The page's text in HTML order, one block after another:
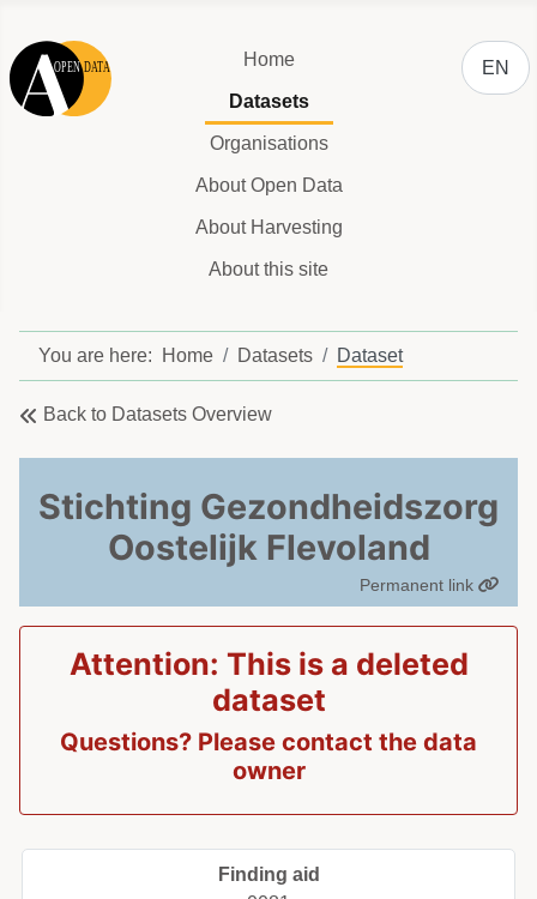
Home
Datasets
Organisations
About Open Data
About Harvesting
About this site
Select
EN
You are here: Home Datasets Dataset
Back to Datasets Overview
Stichting Gezondheidszorg
Oostelijk Flevoland
Permanent link
Attention: This is a deleted
dataset
Questions? Please contact the data
owner
Finding aid